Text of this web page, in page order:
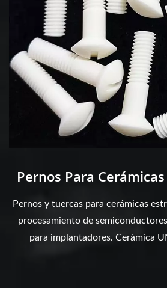
Pernos Para
Pernos y tuercas para cerámicas
procesamiento de
para implantadores. Cerámica